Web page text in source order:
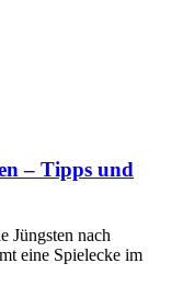
– Tipps und
Jüngsten nach
eine Spielecke im